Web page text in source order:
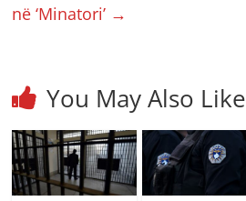
në ‘Minatori’ →
You May Also Like